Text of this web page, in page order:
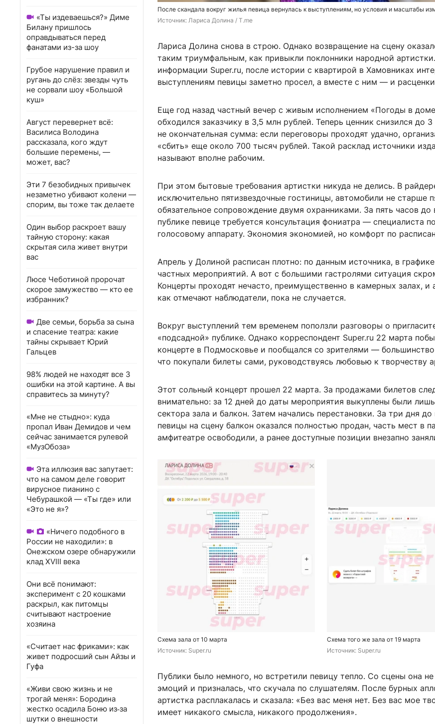
«Ты издеваешься?» Диме
Билану пришлось
оправдываться перед
фанатами из-за шоу
Грубое нарушение правил и
ругань до слёз: звезды чуть
не сорвали шоу «Большой
куш»
Август перевернет всё:
Василиса Володина
рассказала, кого ждут
большие перемены, —
может, вас?
Эти 7 безобидных привычек
незаметно убивают колени —
спорим, вы тоже так делаете
Один выбор раскроет вашу
тайную сторону: какая
скрытая сила живет внутри
вас
Люсе Чеботиной пророчат
скорое замужество — кто ее
избранник?
Две семьи, борьба за сына
и спасение театра: какие
тайны скрывает Юрий
Гальцев
98% людей не находят все 3
ошибки на этой картине. А вы
справитесь за минуту?
«Мне не стыдно»: куда
пропал Иван Демидов и чем
сейчас занимается рулевой
«МузОбоза»
Эта иллюзия вас запутает:
что на самом деле говорит
вирусное пианино с
Чебурашкой — «Ты где» или
«Это не я»?
«Ничего подобного в
России не находили»: в
Онежском озере обнаружили
клад XVIII века
Они всё понимают:
эксперимент с 20 кошками
раскрыл, как питомцы
считывают настроение
хозяина
«Считает нас фриками»: как
живет подросший сын Айзы и
Гуфа
«Живи свою жизнь и не
трогай меня»: Бородина
жестко осадила Боню из‑за
шутки о внешности
После скандала вокруг жилья певица вернулась к выступлениям, но условия и масштабы
Источник: Лариса Долина / T.me
Лариса Долина снова в строю. Однако возвращение на сцену
таким триумфальным, как привыкли поклонники народной
информации Super.ru, после истории с квартирой в Хамовниках
выступлениям певицы заметно просел, а вместе с ним — и
Еще год назад частный вечер с живым исполнением «Погоды в
обходился заказчику в 3,5 млн рублей. Теперь ценник снизился до 3
не окончательная сумма: если переговоры проходят удачно,
«сбить» еще около 700 тысяч рублей. Такой расклад источники
называют вполне рабочим.
При этом бытовые требования артистки никуда не делись. В
исключительно пятизвездочные гостиницы, автомобили не старше
обязательное сопровождение двумя охранниками. За пять часов до
публике певице требуется консультация фониатра — специалиста по
голосовому аппарату. Экономия экономией, но комфорт по
Апрель у Долиной расписан плотно: по данным источника, в графике
частных мероприятий. А вот с большими гастролями ситуация
Концерты проходят нечасто, преимущественно в камерных залах, и
как отмечают наблюдатели, пока не случается.
Вокруг выступлений тем временем поползли разговоры о
«подсадной» публике. Однако корреспондент Super.ru 22 марта
концерте в Подмосковье и пообщался со зрителями — большинство
что покупали билеты сами, руководствуясь любовью к творчеству
Этот сольный концерт прошел 22 марта. За продажами билетов
внимательно: за 12 дней до даты мероприятия выкуплены были
сектора зала и балкон. Затем начались перестановки. За три дня
певицы на сцену балкон оказался полностью продан, часть мест в
амфитеатре освободили, а ранее доступные позиции внезапно
Схема зала от 10 марта
Источник: Super.ru
Схема того же зала от 19 марта
Источник: Super.ru
Публики было немного, но встретили певицу тепло. Со сцены она
эмоций и призналась, что скучала по слушателям. После бурных
артистка расплакалась и сказала: «Без вас меня нет. Без вас мое
имеет никакого смысла, никакого продолжения».